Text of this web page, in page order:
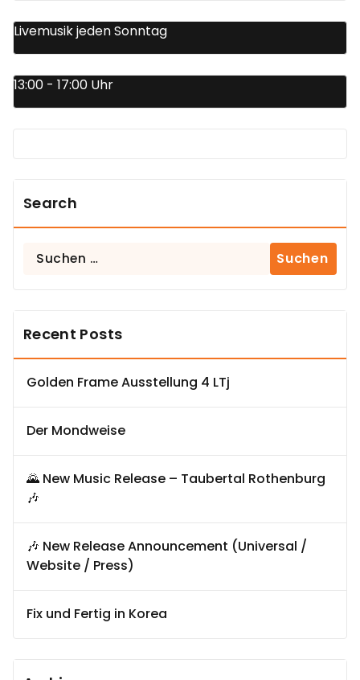
Livemusik jeden Sonntag
13:00 - 17:00 Uhr
Search
Suchen
Recent Posts
Golden Frame Ausstellung 4 LTj
Der Mondweise
🌄 New Music Release – Taubertal Rothenburg
🎶
🎶 New Release Announcement (Universal /
Website / Press)
Fix und Fertig in Korea